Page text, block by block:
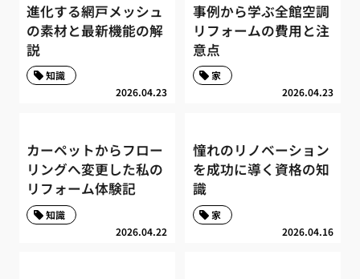
進化する網戸メッシュ
の素材と最新機能の解
説
2026.04.23
知識
事例から学ぶ全館空調
リフォームの費用と注
意点
2026.04.23
家
カーペットからフロー
リングへ変更した私の
リフォーム体験記
2026.04.22
知識
憧れのリノベーション
を成功に導く資格の知
識
2026.04.16
家